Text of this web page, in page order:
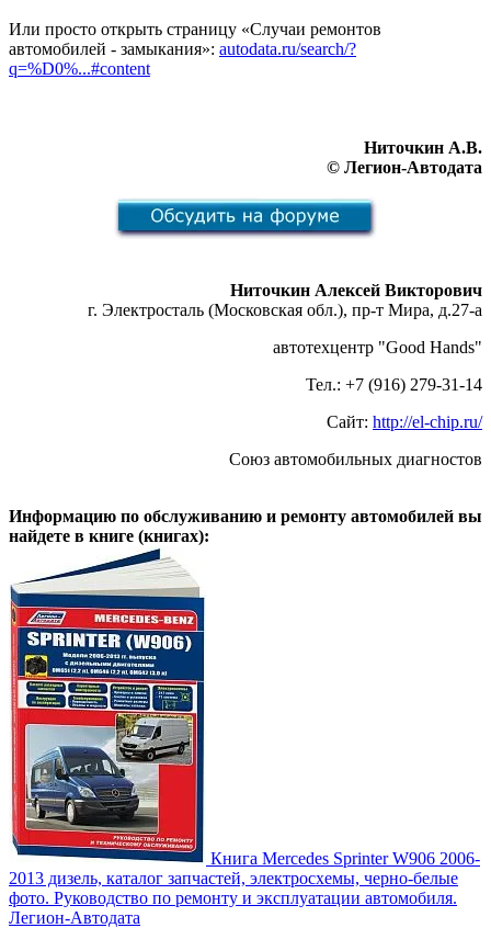
Или просто открыть страницу «Случаи ремонтов
автомобилей - замыкания»: autodata.ru/search/?
q=%D0%...#content
Ниточкин А.В.
© Легион-Автодата
Ниточкин Алексей Викторович
г. Электросталь (Московская обл.), пр-т Мира, д.27-а
автотехцентр "Good Hands"
Тел.: +7 (916) 279-31-14
Сайт: http://el-chip.ru/
Союз автомобильных диагностов
Информацию по обслуживанию и ремонту автомобилей вы
найдете в книге (книгах):
Книга Mercedes Sprinter W906 2006-
2013 дизель, каталог запчастей, электросхемы, черно-белые
фото. Руководство по ремонту и эксплуатации автомобиля.
Легион-Aвтодата